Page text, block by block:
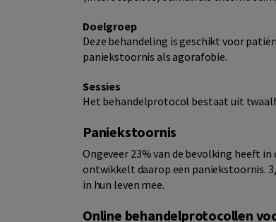
Doelgroep
Deze behandeling is geschikt voor
paniekstoornis als agorafobie.
Sessies
Het behandelprotocol bestaat uit twaalf
Paniekstoornis
Ongeveer 23% van de bevolking heeft
ontwikkelt daarop een paniekstoornis.
in hun leven mee.
Online behandelprotocollen